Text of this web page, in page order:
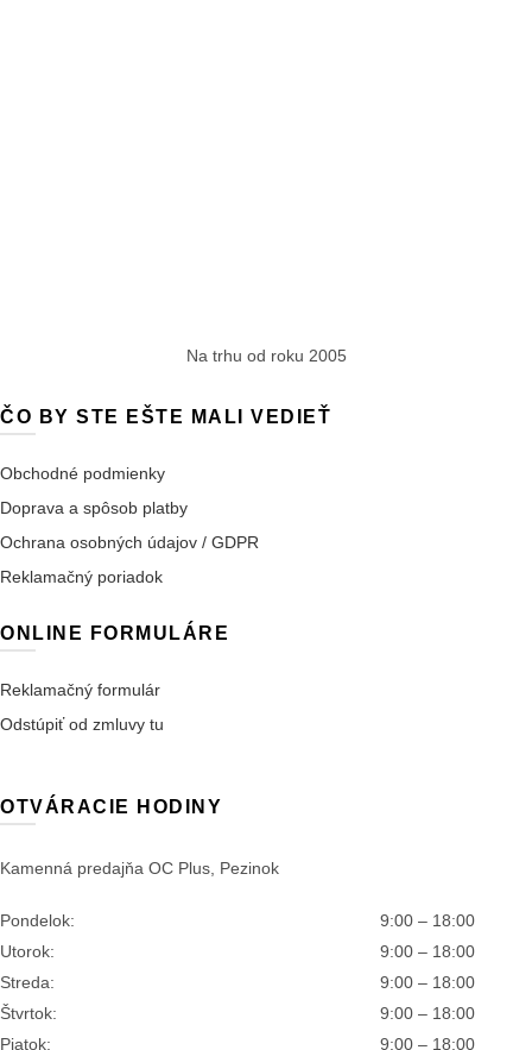
Na trhu od roku 2005
ČO BY STE EŠTE MALI VEDIEŤ
Obchodné podmienky
Doprava a spôsob platby
Ochrana osobných údajov / GDPR
Reklamačný poriadok
ONLINE FORMULÁRE
Reklamačný formulár
Odstúpiť od zmluvy tu
OTVÁRACIE HODINY
Kamenná predajňa OC Plus, Pezinok
Pondelok:
9:00 – 18:00
Utorok:
9:00 – 18:00
Streda:
9:00 – 18:00
Štvrtok:
9:00 – 18:00
Piatok:
9:00 – 18:00